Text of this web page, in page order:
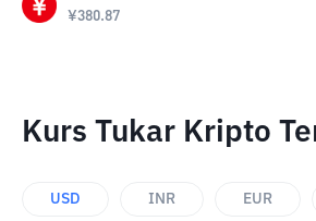
¥380.87
Kurs Tukar Kripto
USD INR EUR